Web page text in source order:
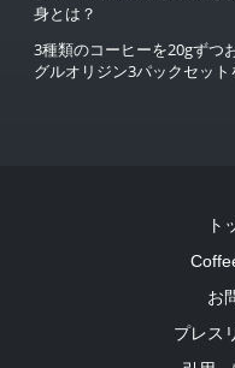
身とは？
3種類のコーヒーを20gずつ
グルオリジン3パックセッ
ト
お
プレス